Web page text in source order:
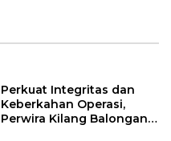
Perkuat Integritas dan
Keberkahan Operasi,
Perwira Kilang Balongan